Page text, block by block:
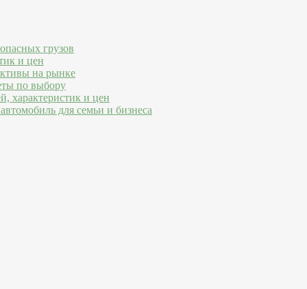
грузов
и цен
на рынке
по выбору
характеристик и цен
для семьи и бизнеса